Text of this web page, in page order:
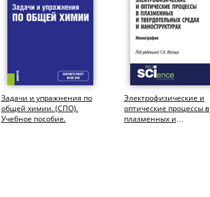
Задачи и упражнения по
общей химии. (СПО).
Учебное пособие.
Электрофизические и
оптические процессы в
плазменных и